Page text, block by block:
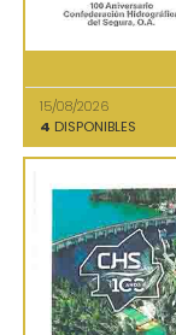
15/08/2026
4 DISPONIBLES